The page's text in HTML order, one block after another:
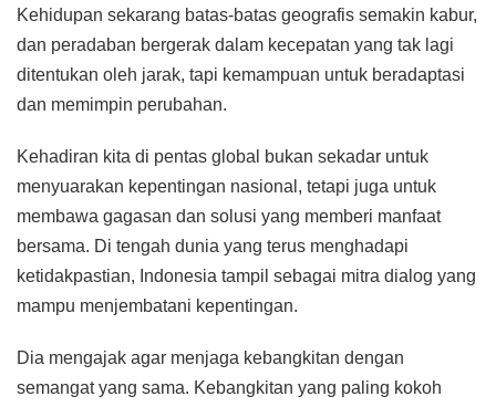
Kehidupan sekarang batas-batas geografis semakin kabur,
dan peradaban bergerak dalam kecepatan yang tak lagi
ditentukan oleh jarak, tapi kemampuan untuk beradaptasi
dan memimpin perubahan.
Kehadiran kita di pentas global bukan sekadar untuk
menyuarakan kepentingan nasional, tetapi juga untuk
membawa gagasan dan solusi yang memberi manfaat
bersama. Di tengah dunia yang terus menghadapi
ketidakpastian, Indonesia tampil sebagai mitra dialog yang
mampu menjembatani kepentingan.
Dia mengajak agar menjaga kebangkitan dengan
semangat yang sama. Kebangkitan yang paling kokoh